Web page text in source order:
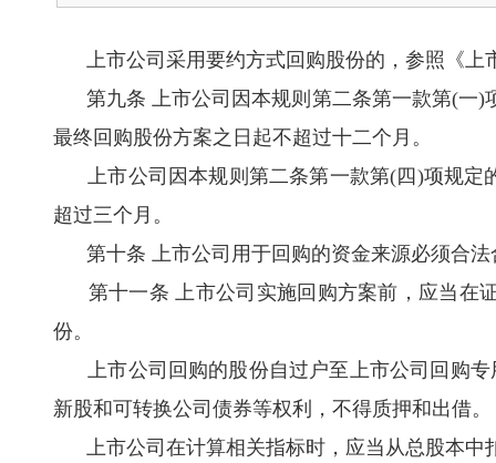
上市公司采用要约方式回购股份的，参照《上
第九条 上市公司因本规则第二条第一款第(一)
最终回购股份方案之日起不超过十二个月。
上市公司因本规则第二条第一款第(四)项规定
超过三个月。
第十条 上市公司用于回购的资金来源必须合法
第十一条 上市公司实施回购方案前，应当在
份。
上市公司回购的股份自过户至上市公司回购专
新股和可转换公司债券等权利，不得质押和出借。
上市公司在计算相关指标时，应当从总股本中